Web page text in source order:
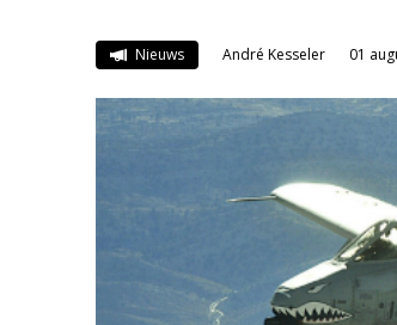
Nieuws André Kesseler 01